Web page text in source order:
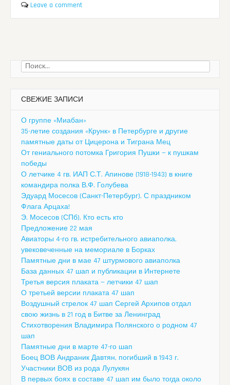
Leave a comment
Найти:
СВЕЖИЕ ЗАПИСИ
О группе «Миабан»
35-летие создания «Крунк» в Петербурге и другие
памятные даты от Цицерона и Тиграна Мец
От гениального потомка Григория Пушки — к пушкам
победы
О летчике 4 гв. ИАП С.Т. Апинове (1918-1943) в книге
командира полка В.Ф. Голубева
Эдуард Мосесов (Санкт-Петербург). С праздником
Флага Арцаха!
Э. Мосесов (СПб). Кто есть кто
Предложение 22 мая
Авиаторы 4-го гв. истребительного авиаполка,
увековеченные на мемориале в Борках
Памятные дни в мае 47 штурмового авиаполка
База данных 47 шап и публикации в Интернете
Третья версия плаката — летчики 47 шап
О третьей версии плаката 47 шап
Воздушный стрелок 47 шап Сергей Архипов отдал
свою жизнь в 21 год в Битве за Ленинград
Стихотворения Владимира Полянского о родном 47
шап
Памятные дни в марте 47-го шап
Боец ВОВ Андраник Давтян, погибший в 1943 г.
Участники ВОВ из рода Лулукян
В первых боях в составе 47 шап им было тогда около